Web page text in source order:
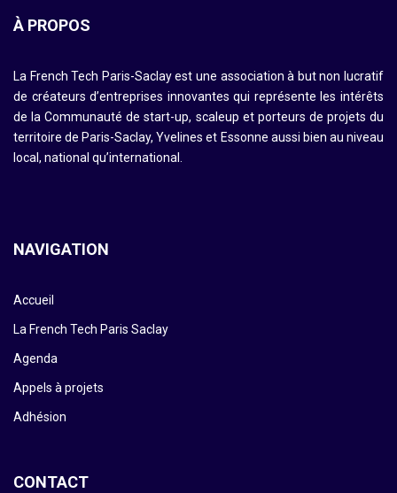
À PROPOS
La French Tech Paris-Saclay est une association à but non lucratif
de créateurs d’entreprises innovantes qui représente les intérêts
de la Communauté de start-up, scaleup et porteurs de projets du
territoire de Paris-Saclay, Yvelines et Essonne aussi bien au niveau
local, national qu’international.
NAVIGATION
Accueil
La French Tech Paris Saclay
Agenda
Appels à projets
Adhésion
CONTACT